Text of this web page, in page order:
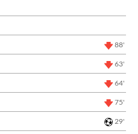
88'
63'
64'
75'
29'